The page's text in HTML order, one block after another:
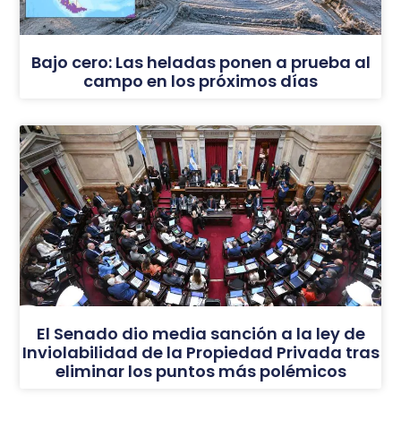
Bajo cero: Las heladas ponen a prueba al
campo en los próximos días
El Senado dio media sanción a la ley de
Inviolabilidad de la Propiedad Privada tras
eliminar los puntos más polémicos